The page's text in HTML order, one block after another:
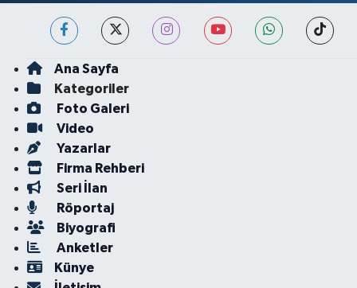
Ana Sayfa
Kategoriler
Foto Galeri
Video
Yazarlar
Firma Rehberi
Seri İlan
Röportaj
Biyografi
Anketler
Künye